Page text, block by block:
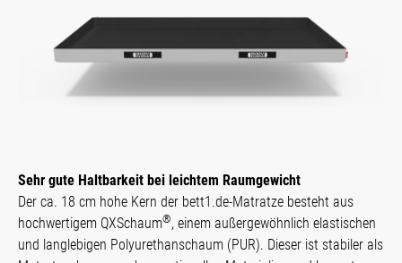
Sehr gute Haltbarkeit bei leichtem Raumgewicht
Der ca. 18 cm hohe Kern der bett1.de-Matratze besteht aus
hochwertigem QXSchaum®, einem außergewöhnlich elastischen
und langlebigen Polyurethanschaum (PUR). Dieser ist stabiler als